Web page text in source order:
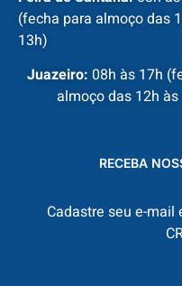
(fecha para almoço das
13h)
Juazeiro: 08h às 17h
almoço das 12h
RECEBA
Cadastre seu e-